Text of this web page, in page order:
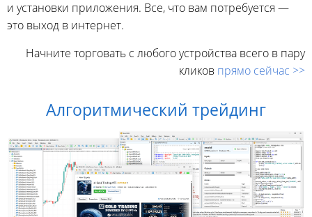
и установки приложения. Все, что вам потребуется —
это выход в интернет.
Начните торговать с любого устройства всего в пару
кликов прямо сейчас >>
Алгоритмический трейдинг